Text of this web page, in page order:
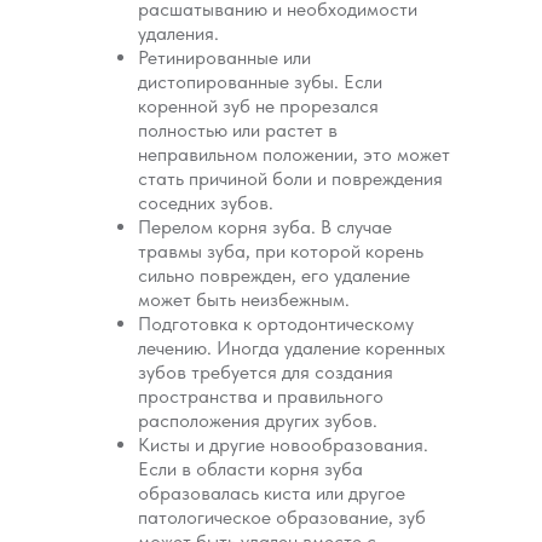
расшатыванию и необходимости
удаления.
Ретинированные или
дистопированные зубы. Если
коренной зуб не прорезался
полностью или растет в
неправильном положении, это может
стать причиной боли и повреждения
соседних зубов.
Перелом корня зуба. В случае
травмы зуба, при которой корень
сильно поврежден, его удаление
может быть неизбежным.
Подготовка к ортодонтическому
лечению. Иногда удаление коренных
зубов требуется для создания
пространства и правильного
расположения других зубов.
Кисты и другие новообразования.
Если в области корня зуба
образовалась киста или другое
патологическое образование, зуб